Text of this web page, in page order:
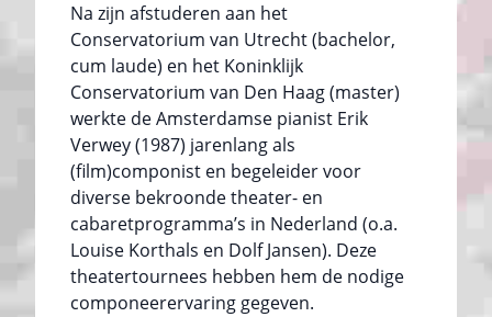
Na zijn afstuderen aan het
Conservatorium van Utrecht (bachelor,
cum laude) en het Koninklijk
Conservatorium van Den Haag (master)
werkte de Amsterdamse pianist Erik
Verwey (1987) jarenlang als
(film)componist en begeleider voor
diverse bekroonde theater- en
cabaretprogramma’s in Nederland (o.a.
Louise Korthals en Dolf Jansen). Deze
theatertournees hebben hem de nodige
componeerervaring gegeven.